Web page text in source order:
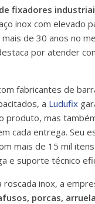
fixadores
inox com elevado
de 30 anos no
por atender
fabricantes de
a Ludufix
produto, mas
cada entrega. Seu
mais de 15 mil
e suporte técnico
roscada inox, a
porcas,